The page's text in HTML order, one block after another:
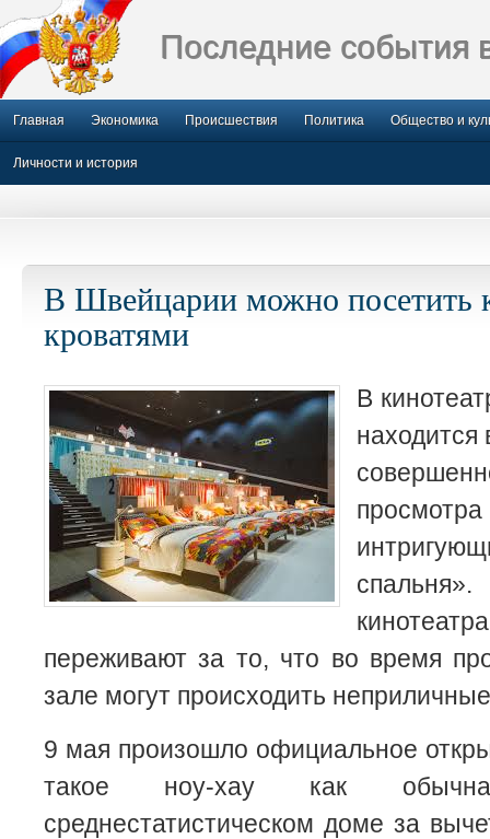
Последние события
Главная Экономика Происшествия Политика Общество и
Личности и история
В Швейцарии можно посетить
кроватями
В
переживают за то, что во время
зале могут происходить
9 мая произошло официальное
такое ноу-хау как
среднестатистическом доме за